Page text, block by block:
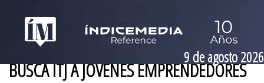
9 de agosto 2026
BUSCA ITJ A JÓVENES EMPRENDEDORES